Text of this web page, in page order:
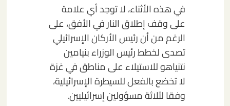
في هذه الأثناء، لا توجد أي علامة
على وقف إطلاق النار في الأفق، على
الرغم من أن رئيس الأركان الإسرائيلي
تصدى لخطط رئيس الوزراء بنيامين
نتنياهو للاستيلاء على مناطق في غزة
لا تخضع بالفعل للسيطرة الإسرائيلية،
وفقا لثلاثة مسؤولين إسرائيليين.